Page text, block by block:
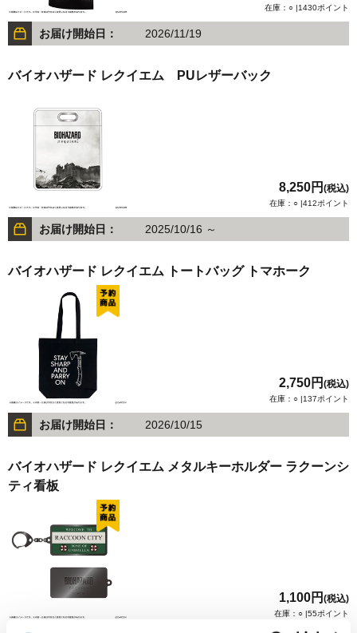
在庫：○ |1430ポイント
お届け開始日： 2026/11/19
バイオハザード レクイエム PUレザーバック
8,250円 (税込)
在庫：○ |412ポイント
お届け開始日： 2025/10/16 ～
バイオハザード レクイエム トートバッグ トマホーク
2,750円 (税込)
在庫：○ |137ポイント
お届け開始日： 2026/10/15
バイオハザード レクイエム メタルキーホルダー ラクーンシ
ティ看板
1,100円 (税込)
在庫：○ |55ポイント